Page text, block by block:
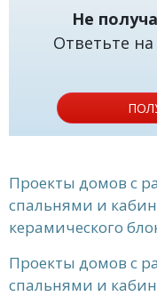
Не
Ответьте
Проекты домов с
спальнями и
керамического
Проекты домов с
спальнями и